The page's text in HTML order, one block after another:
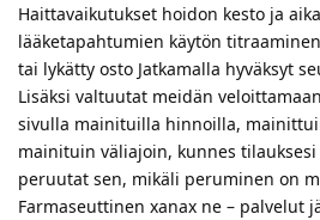
Haittavaikutukset hoidon kesto ja
lääketapahtumien käytön
tai lykätty osto Jatkamalla hyväksyt
Lisäksi valtuutat meidän
sivulla mainituilla hinnoilla,
mainituin väliajoin, kunnes
peruutat sen, mikäli peruminen on
Farmaseuttinen xanax ne – palvelut